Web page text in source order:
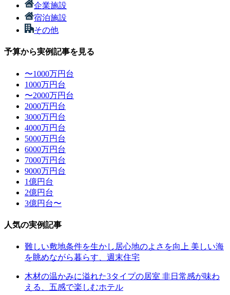
企業施設
宿泊施設
その他
予算から実例記事を見る
〜1000万円台
1000万円台
〜2000万円台
2000万円台
3000万円台
4000万円台
5000万円台
6000万円台
7000万円台
9000万円台
1億円台
2億円台
3億円台〜
人気の実例記事
難しい敷地条件を生かし居心地のよさを向上 美しい海
を眺めながら暮らす、週末住宅
木材の温かみに溢れた3タイプの居室 非日常感が味わ
える、五感で楽しむホテル